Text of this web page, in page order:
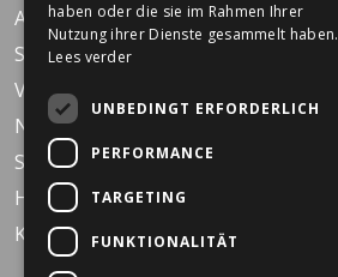
Arbeiten bei Dekkers
Standorte
Veranstaltungen
Nachrichten
Service
Häufig gestellte Fragen
KARO Schulfahrrad
haben oder die sie im Rahmen Ihrer
Nutzung ihrer Dienste gesammelt haben.
Lees verder
UNBEDINGT ERFORDERLICH
PERFORMANCE
TARGETING
FUNKTIONALITÄT